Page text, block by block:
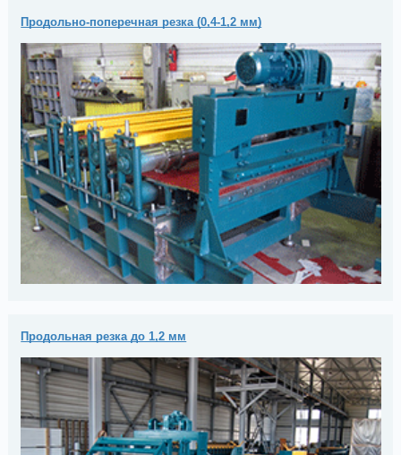
Продольно-поперечная резка (0,4-1,2 мм)
Продольная резка до 1,2 мм